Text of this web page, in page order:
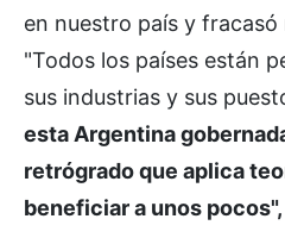
en nuestro país y
"Todos los países están
sus industrias y sus
esta Argentina
retrógrado que aplica
beneficiar a unos